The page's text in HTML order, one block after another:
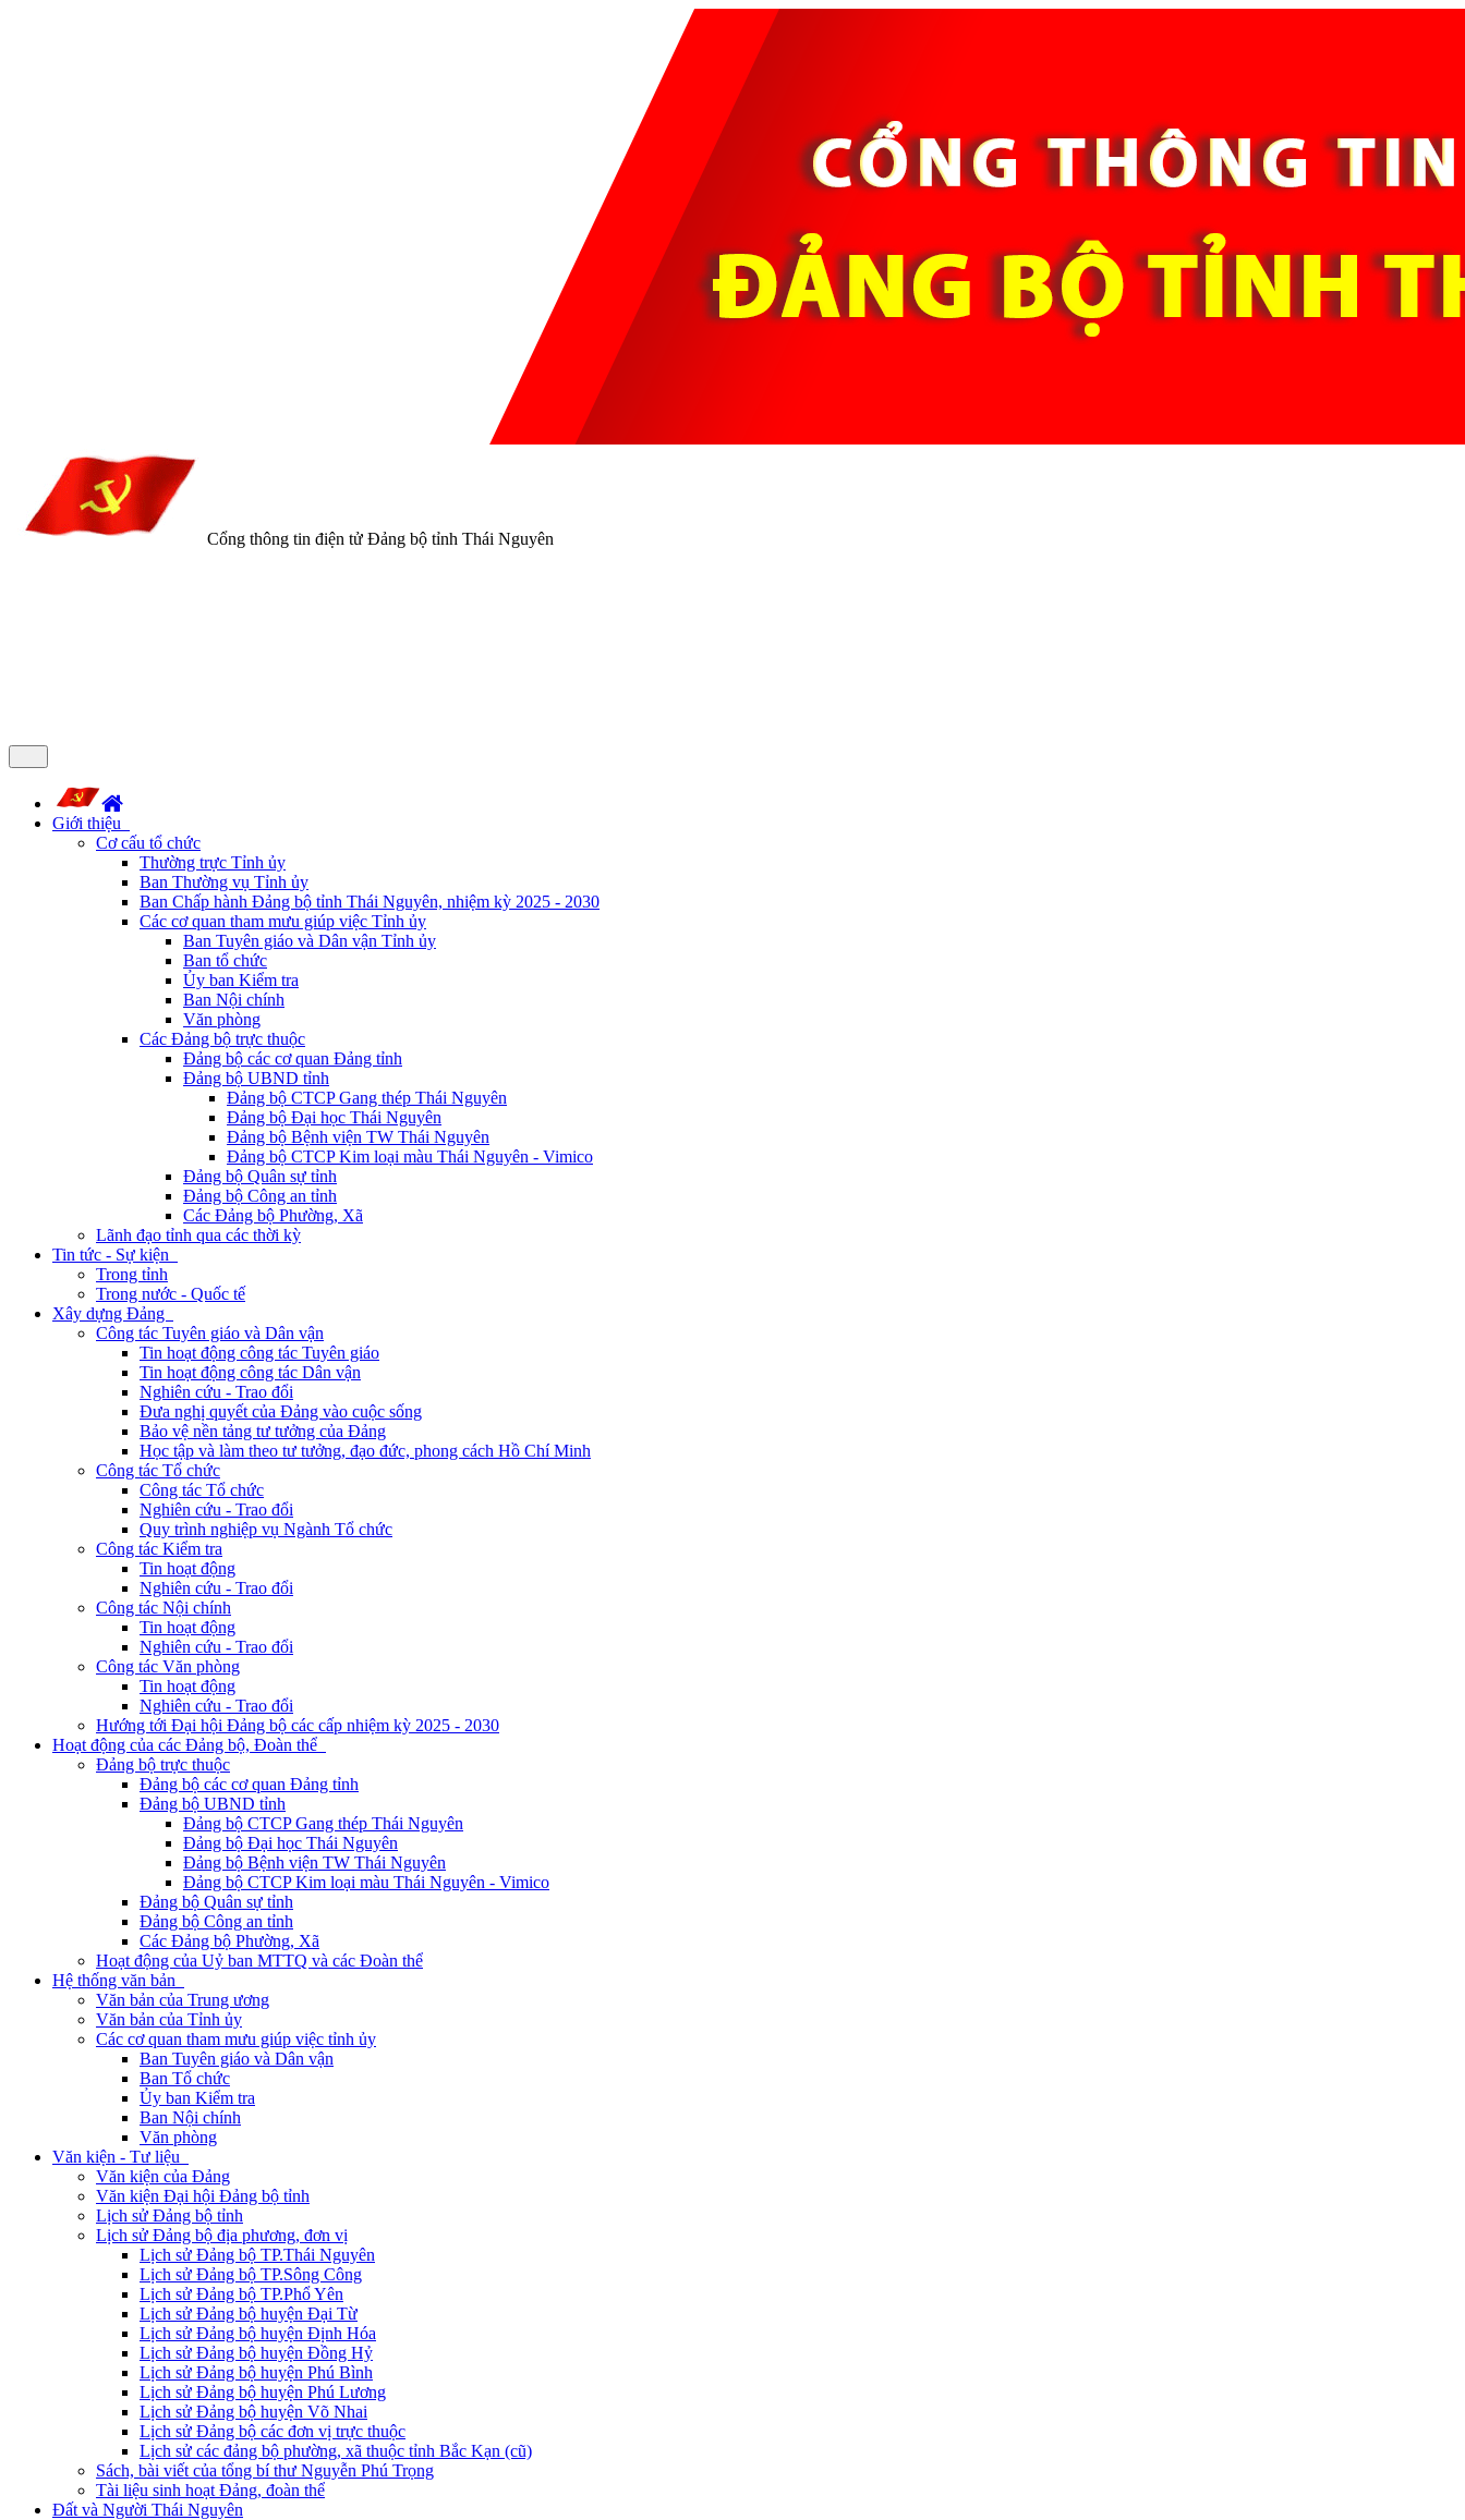
Cổng thông tin điện tử Đảng bộ tỉnh Thái Nguyên
Giới thiệu
Cơ cấu tổ chức
Thường trực Tỉnh ủy
Ban Thường vụ Tỉnh ủy
Ban Chấp hành Đảng bộ tỉnh Thái Nguyên, nhiệm kỳ 2025 - 2030
Các cơ quan tham mưu giúp việc Tỉnh ủy
Ban Tuyên giáo và Dân vận Tỉnh ủy
Ban tổ chức
Ủy ban Kiểm tra
Ban Nội chính
Văn phòng
Các Đảng bộ trực thuộc
Đảng bộ các cơ quan Đảng tỉnh
Đảng bộ UBND tỉnh
Đảng bộ CTCP Gang thép Thái Nguyên
Đảng bộ Đại học Thái Nguyên
Đảng bộ Bệnh viện TW Thái Nguyên
Đảng bộ CTCP Kim loại màu Thái Nguyên - Vimico
Đảng bộ Quân sự tỉnh
Đảng bộ Công an tỉnh
Các Đảng bộ Phường, Xã
Lãnh đạo tỉnh qua các thời kỳ
Tin tức - Sự kiện
Trong tỉnh
Trong nước - Quốc tế
Xây dựng Đảng
Công tác Tuyên giáo và Dân vận
Tin hoạt động công tác Tuyên giáo
Tin hoạt động công tác Dân vận
Nghiên cứu - Trao đổi
Đưa nghị quyết của Đảng vào cuộc sống
Bảo vệ nền tảng tư tưởng của Đảng
Học tập và làm theo tư tưởng, đạo đức, phong cách Hồ Chí Minh
Công tác Tổ chức
Công tác Tổ chức
Nghiên cứu - Trao đổi
Quy trình nghiệp vụ Ngành Tổ chức
Công tác Kiểm tra
Tin hoạt động
Nghiên cứu - Trao đổi
Công tác Nội chính
Tin hoạt động
Nghiên cứu - Trao đổi
Công tác Văn phòng
Tin hoạt động
Nghiên cứu - Trao đổi
Hướng tới Đại hội Đảng bộ các cấp nhiệm kỳ 2025 - 2030
Hoạt động của các Đảng bộ, Đoàn thể
Đảng bộ trực thuộc
Đảng bộ các cơ quan Đảng tỉnh
Đảng bộ UBND tỉnh
Đảng bộ CTCP Gang thép Thái Nguyên
Đảng bộ Đại học Thái Nguyên
Đảng bộ Bệnh viện TW Thái Nguyên
Đảng bộ CTCP Kim loại màu Thái Nguyên - Vimico
Đảng bộ Quân sự tỉnh
Đảng bộ Công an tỉnh
Các Đảng bộ Phường, Xã
Hoạt động của Uỷ ban MTTQ và các Đoàn thể
Hệ thống văn bản
Văn bản của Trung ương
Văn bản của Tỉnh ủy
Các cơ quan tham mưu giúp việc tỉnh ủy
Ban Tuyên giáo và Dân vận
Ban Tổ chức
Ủy ban Kiểm tra
Ban Nội chính
Văn phòng
Văn kiện - Tư liệu
Văn kiện của Đảng
Văn kiện Đại hội Đảng bộ tỉnh
Lịch sử Đảng bộ tỉnh
Lịch sử Đảng bộ địa phương, đơn vị
Lịch sử Đảng bộ TP.Thái Nguyên
Lịch sử Đảng bộ TP.Sông Công
Lịch sử Đảng bộ TP.Phổ Yên
Lịch sử Đảng bộ huyện Đại Từ
Lịch sử Đảng bộ huyện Định Hóa
Lịch sử Đảng bộ huyện Đồng Hỷ
Lịch sử Đảng bộ huyện Phú Bình
Lịch sử Đảng bộ huyện Phú Lương
Lịch sử Đảng bộ huyện Võ Nhai
Lịch sử Đảng bộ các đơn vị trực thuộc
Lịch sử các đảng bộ phường, xã thuộc tỉnh Bắc Kạn (cũ)
Sách, bài viết của tổng bí thư Nguyễn Phú Trọng
Tài liệu sinh hoạt Đảng, đoàn thể
Đất và Người Thái Nguyên